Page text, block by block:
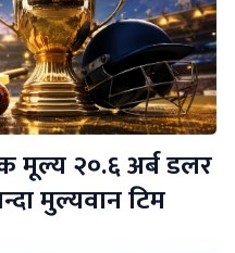
मूल्य २०.६ अर्ब डलर
मुल्यवान टिम